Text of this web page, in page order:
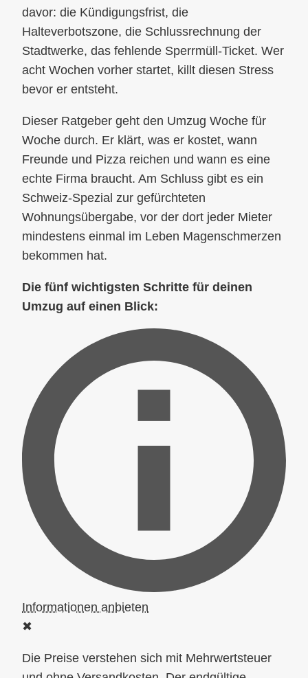
davor: die Kündigungsfrist, die
Halteverbotszone, die Schlussrechnung der
Stadtwerke, das fehlende Sperrmüll-Ticket. Wer
acht Wochen vorher startet, killt diesen Stress
bevor er entsteht.
Dieser Ratgeber geht den Umzug Woche für
Woche durch. Er klärt, was er kostet, wann
Freunde und Pizza reichen und wann es eine
echte Firma braucht. Am Schluss gibt es ein
Schweiz-Spezial zur gefürchteten
Wohnungsübergabe, vor der dort jeder Mieter
mindestens einmal im Leben Magenschmerzen
bekommen hat.
Die fünf wichtigsten Schritte für deinen
Umzug auf einen Blick:
✖